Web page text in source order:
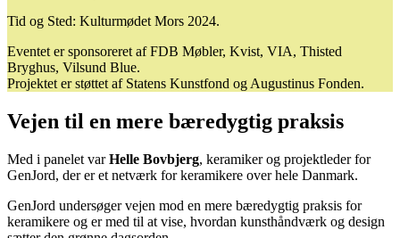
Tid og Sted: Kulturmødet Mors 2024.
Eventet er sponsoreret af FDB Møbler, Kvist, VIA, Thisted
Bryghus, Vilsund Blue.
Projektet er støttet af Statens Kunstfond og Augustinus Fonden.
Vejen til en mere bæredygtig praksis
Med i panelet varHelle Bovbjerg, keramiker og projektleder for
GenJord, der er et netværk for keramikere over hele Danmark.
GenJord undersøger vejen mod en mere bæredygtig praksis for
keramikere og er med til at vise, hvordan kunsthåndværk og design